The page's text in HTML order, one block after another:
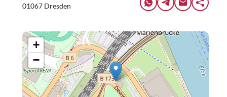
01067 Dresden
+
−